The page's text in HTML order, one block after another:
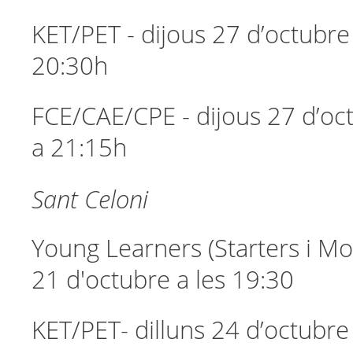
KET/PET - dijous 27
20:30h
FCE/CAE/CPE - dijous 27
a 21:15h
Sant Celoni
Young Learners (Starters i
21 d'octubre a les 19:30
KET/PET- dilluns 24